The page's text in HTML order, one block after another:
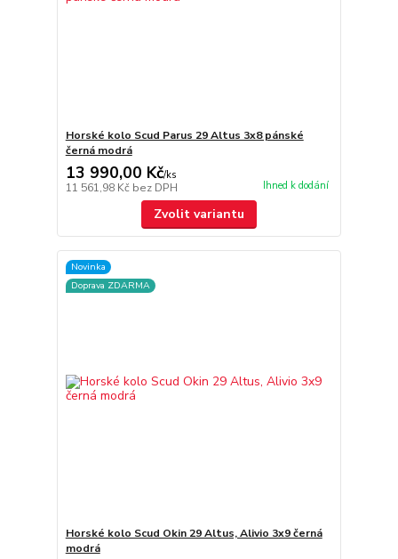
Horské kolo Scud Parus 29 Altus 3x8 pánské
černá modrá
13 990,00 Kč/ks
11 561,98 Kč bez DPH Ihned k dodání
Zvolit variantu
Novinka
Doprava ZDARMA
Horské kolo Scud Okin 29 Altus, Alivio 3x9 černá
modrá